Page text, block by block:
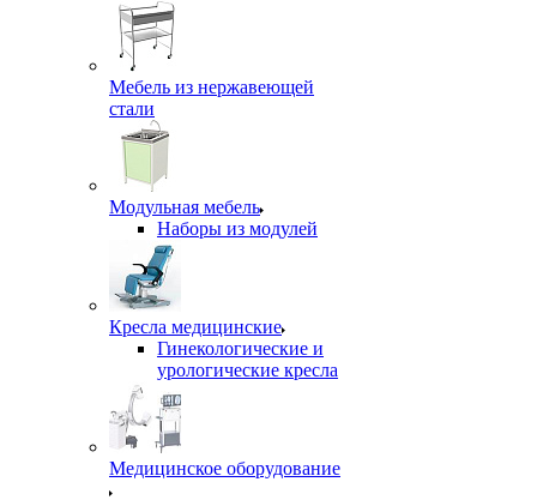
Мебель из нержавеющей
стали
Модульная мебель
Наборы из модулей
Кресла медицинские
Гинекологические и
урологические кресла
Медицинское оборудование